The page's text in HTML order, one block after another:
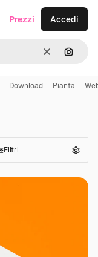
CancellaCerca
Prezzi Accedi
Download Pianta
Filtri